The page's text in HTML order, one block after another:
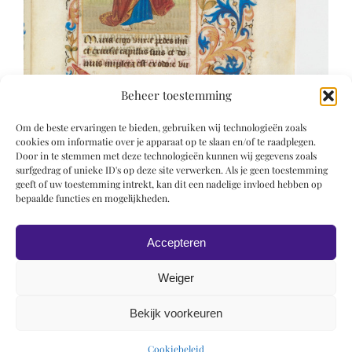
Beheer toestemming
Om de beste ervaringen te bieden, gebruiken wij technologieën zoals
cookies om informatie over je apparaat op te slaan en/of te raadplegen.
Door in te stemmen met deze technologieën kunnen wij gegevens zoals
surfgedrag of unieke ID's op deze site verwerken. Als je geen toestemming
geeft of uw toestemming intrekt, kan dit een nadelige invloed hebben op
bepaalde functies en mogelijkheden.
Accepteren
Weiger
Bekijk voorkeuren
Cookiebeleid
© 2019 Roel Wiechers | Powered by